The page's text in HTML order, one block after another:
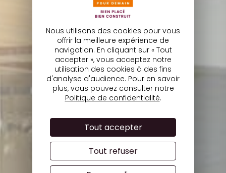
Nous utilisons des cookies pour vous
offrir la meilleure expérience de
navigation. En cliquant sur « Tout
accepter », vous acceptez notre
utilisation des cookies à des fins
d'analyse d'audience. Pour en savoir
plus, vous pouvez consulter notre
Politique de confidentialité.
Tout accepter
Tout refuser